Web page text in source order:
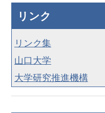
リンク
リンク集
山口大学
大学研究推進機構